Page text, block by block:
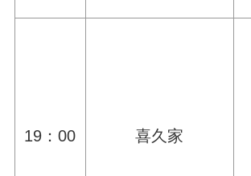
19：00 喜久家